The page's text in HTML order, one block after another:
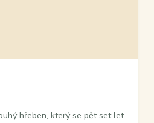
hřeben, který se pět set let